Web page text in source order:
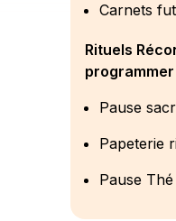
Carnets
Rituels
Pause
Papeterie
Pause Thé